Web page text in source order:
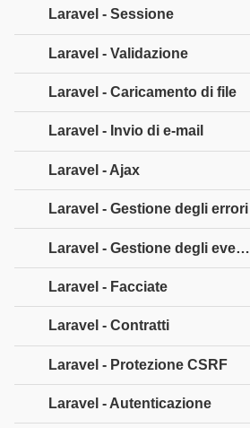
Laravel - Sessione
Laravel - Validazione
Laravel - Caricamento di file
Laravel - Invio di e-mail
Laravel - Ajax
Laravel - Gestione degli errori
Laravel - Gestione degli eventi
Laravel - Facciate
Laravel - Contratti
Laravel - Protezione CSRF
Laravel - Autenticazione